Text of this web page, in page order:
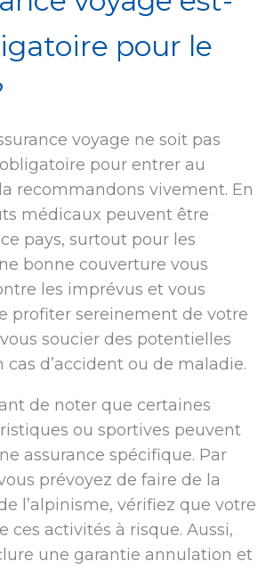
pour le
voyage ne soit pas
pour entrer au
recommandons vivement. En
médicaux peuvent être
pays, surtout pour les
bonne couverture vous
les imprévus et vous
profiter sereinement de votre
soucier des potentielles
cas d’accident ou de maladie.
de noter que certaines
ou sportives peuvent
assurance spécifique. Par
prévoyez de faire de la
l’alpinisme, vérifiez que votre
ces activités à risque. Aussi,
une garantie annulation et